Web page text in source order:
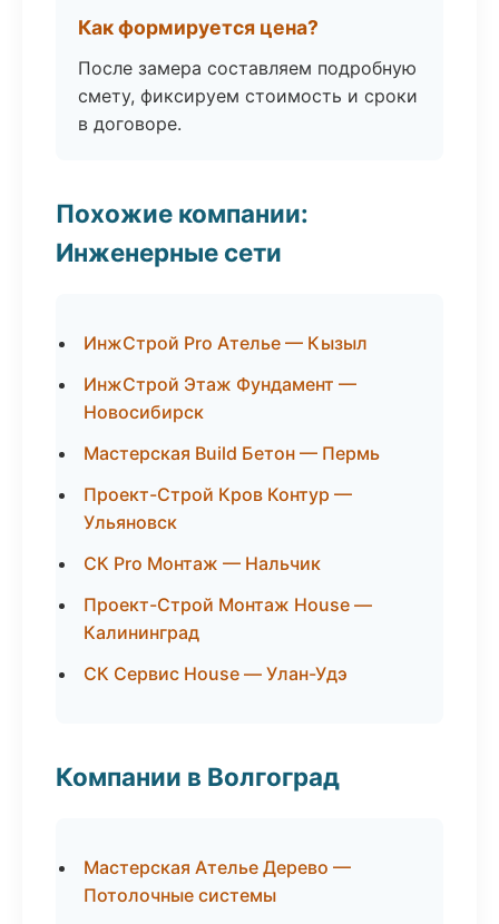
Как формируется цена?
После замера составляем подробную
смету, фиксируем стоимость и сроки
в договоре.
Похожие компании:
Инженерные сети
ИнжСтрой Pro Ателье — Кызыл
ИнжСтрой Этаж Фундамент —
Новосибирск
Мастерская Build Бетон — Пермь
Проект-Строй Кров Контур —
Ульяновск
СК Pro Монтаж — Нальчик
Проект-Строй Монтаж House —
Калининград
СК Сервис House — Улан-Удэ
Компании в Волгоград
Мастерская Ателье Дерево —
Потолочные системы